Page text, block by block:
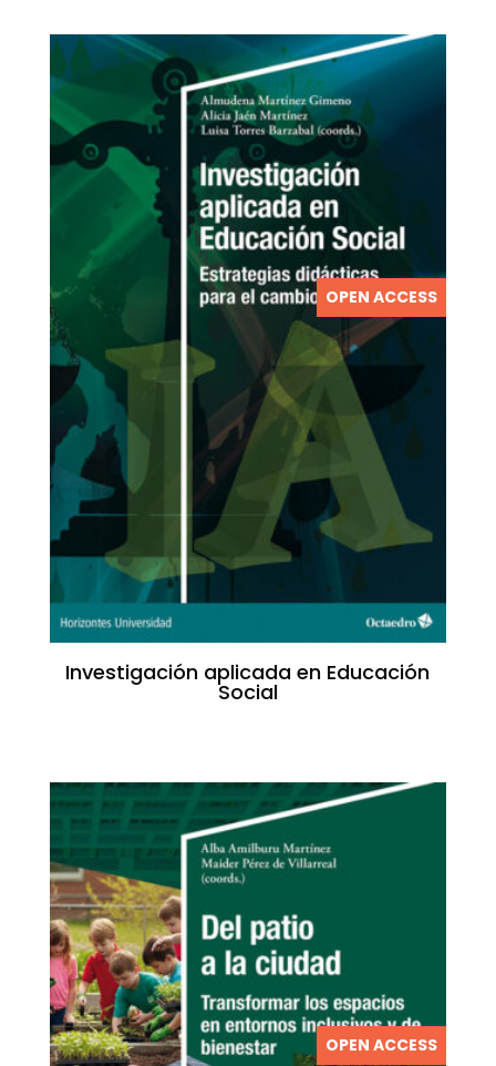
OPEN ACCESS
Investigación aplicada en Educación
Social
OPEN ACCESS